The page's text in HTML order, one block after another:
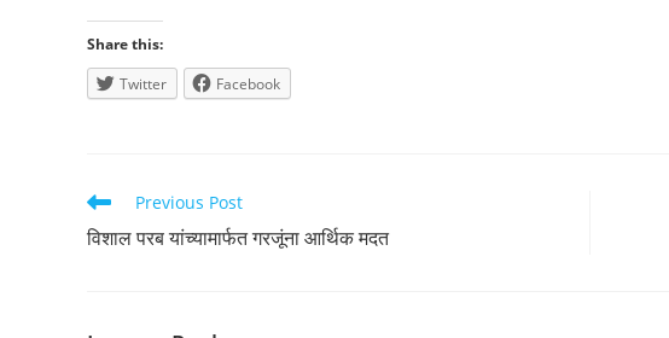
Share this:
Twitter
Facebook
Read
more
articles
Previous Post
विशाल परब यांच्यामार्फत गरजूंना आर्थिक मदत